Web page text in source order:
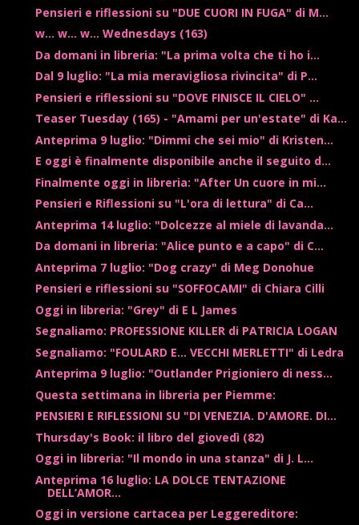
Pensieri e riflessioni su "DUE CUORI IN FUGA" di M...
w... w... w... Wednesdays (163)
Da domani in libreria: "La prima volta che ti ho i...
Dal 9 luglio: "La mia meravigliosa rivincita" di P...
Pensieri e riflessioni su "DOVE FINISCE IL CIELO" ...
Teaser Tuesday (165) - "Amami per un'estate" di Ka...
Anteprima 9 luglio: "Dimmi che sei mio" di Kristen...
E oggi è finalmente disponibile anche il seguito d...
Finalmente oggi in libreria: "After Un cuore in mi...
Pensieri e Riflessioni su "L'ora di lettura" di Ca...
Anteprima 14 luglio: "Dolcezze al miele di lavanda...
Da domani in libreria: "Alice punto e a capo" di C...
Anteprima 7 luglio: "Dog crazy" di Meg Donohue
Pensieri e riflessioni su "SOFFOCAMI" di Chiara Cilli
Oggi in libreria: "Grey" di E L James
Segnaliamo: PROFESSIONE KILLER di PATRICIA LOGAN
Segnaliamo: "FOULARD E... VECCHI MERLETTI" di Ledra
Anteprima 9 luglio: "Outlander Prigioniero di ness...
Questa settimana in libreria per Piemme:
PENSIERI E RIFLESSIONI SU "DI VENEZIA. D'AMORE. DI...
Thursday's Book: il libro del giovedì (82)
Oggi in libreria: "Il mondo in una stanza" di J. L...
Anteprima 16 luglio: LA DOLCE TENTAZIONE
DELL’AMOR...
Oggi in versione cartacea per Leggereditore: